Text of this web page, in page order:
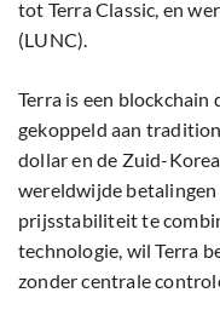
tot Terra Classic, en
(LUNC).
Terra is een
gekoppeld aan
dollar en de Zuid-
wereldwijde betalingen
prijsstabiliteit te
technologie, wil Terra
zonder centrale